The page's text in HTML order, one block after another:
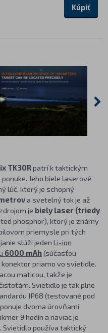
Kúpiť
TK30Rpatrí k taktickým
Jeho biele laserové
lúč, ktorý je schopný
a svetelný tok je až
je biely laser (triedy
phosphor), ktorý je známy
priemysle pri tých
slúži jeden Li-ion
6000 mAh(súčasťou
konektor priamo vo svietidle.
maticou, takže je
Svietidlo je tak plne
IP68 (testované pod
dvoma úrovňami
9 hodín a naviac je
Svietidlo používa taktický